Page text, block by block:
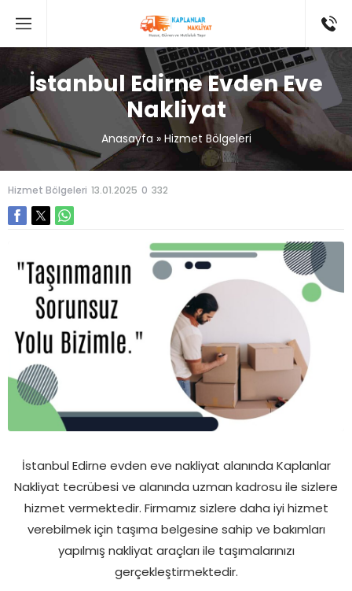
İstanbul Edirne Evden Eve
Nakliyat
Anasayfa» Hizmet Bölgeleri
Hizmet Bölgeleri 13.01.2025 0 332
İstanbul Edirne evden eve nakliyat alanında Kaplanlar
Nakliyat tecrübesi ve alanında uzman kadrosu ile sizlere
hizmet vermektedir. Firmamız sizlere daha iyi hizmet
verebilmek için taşıma belgesine sahip ve bakımları
yapılmış nakliyat araçları ile taşımalarınızı
gerçekleştirmektedir.